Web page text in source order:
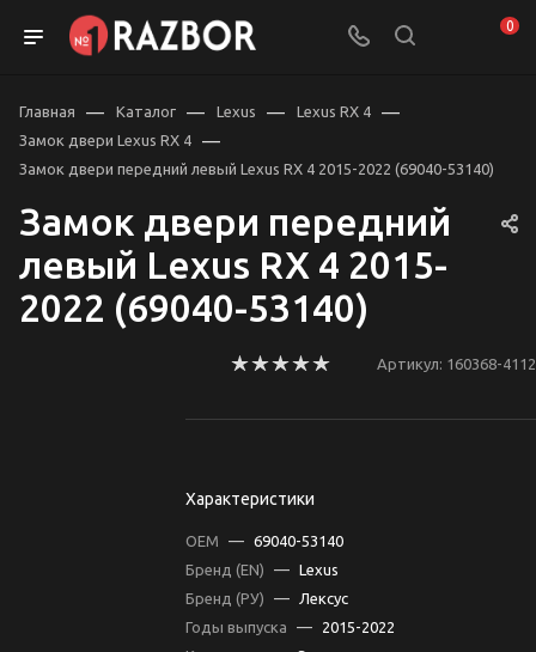
0
Главная — Каталог — Lexus — Lexus RX 4 —
Замок двери Lexus RX 4 —
Замок двери передний левый Lexus RX 4 2015-2022 (69040-53140)
Замок двери передний
левый Lexus RX 4 2015-
2022 (69040-53140)
Артикул: 160368-4112
Характеристики
OEM — 69040-53140
Бренд (EN)
— Lexus
Бренд (РУ)
— Лексус
Годы выпуска
—
2015-2022